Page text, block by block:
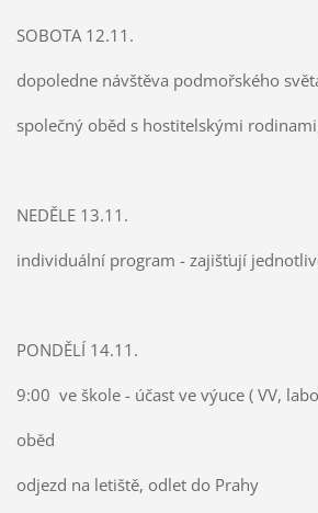
SOBOTA 12.11.
dopoledne návštěva podmořského
společný oběd s hostitelskými
NEDĚLE 13.11.
individuální program - zajišťují
PONDĚLÍ 14.11.
9:00 ve škole - účast ve výuce ( VV,
oběd
odjezd na letiště, odlet do Prahy